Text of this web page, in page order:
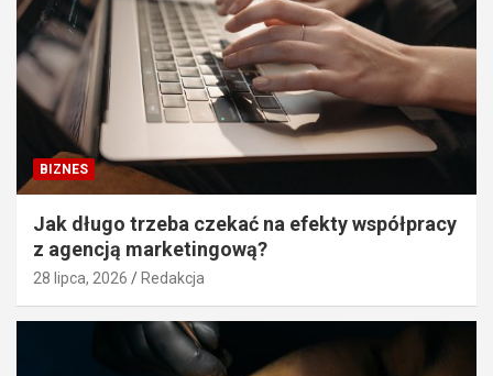
BIZNES
Jak długo trzeba czekać na efekty współpracy
z agencją marketingową?
28 lipca, 2026 Redakcja